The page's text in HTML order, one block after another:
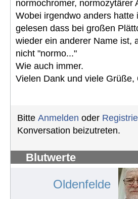
normochromer, normozytärer
Wobei irgendwo anders hatte
gelesen dass bei großen
wieder ein anderer Name ist,
nicht "normo..."
Wie auch immer.
Vielen Dank und viele Grüße,
Bitte Anmelden oder
Konversation beizutreten.
Blutwerte
Oldenfelde